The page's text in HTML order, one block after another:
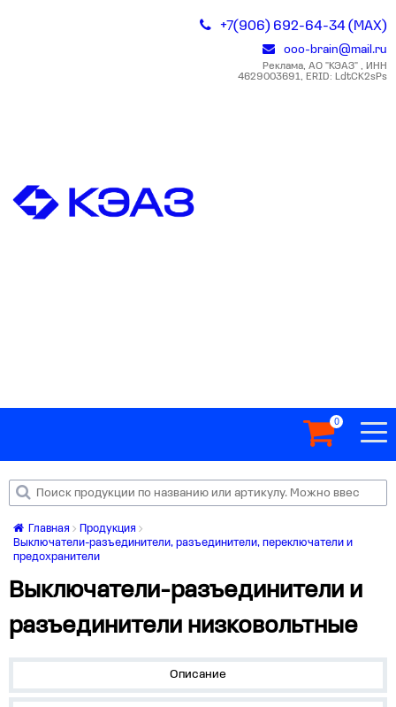
+7(906) 692-64-34 (MAX)
ooo-brain@mail.ru
Реклама, АО "КЭАЗ" , ИНН
4629003691, ERID: LdtCK2sPs
0
Главная
Продукция
Выключатели-разъединители, разъединители, переключатели и
предохранители
Выключатели-разъединители и
разъединители низковольтные
Описание